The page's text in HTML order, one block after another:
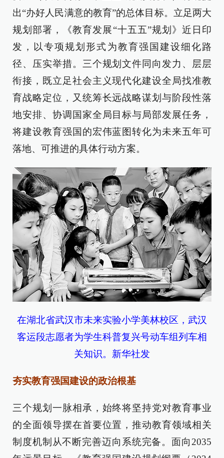
出“办好人民满意的教育”的总体目标。立足两大
规划部署，《教育发展“十五五”规划》近日印
发，以专项规划形式为教育强国建设细化路
径、压实举措。三个规划文件同向发力、层层
衔接，既立足社会主义现代化建设全局找准教
育战略定位，又统筹长远战略谋划与阶段性落
地安排、协调国家全局目标与局部发展任务，
将建设教育强国的宏伟蓝图转化为未来五年可
落地、可推进的具体行动方案。
在湖北省武汉市未来实验小学美林校区，武汉
客运段志愿者为学生科普复兴号动车组列车相
关知识。新华社发
夯实教育强国建设的政治根基
三个规划一脉相承，始终将坚持党对教育事业
的全面领导摆在首要位置，推动教育领域相关
制度机制从不断完善迈向系统完备。面向2035